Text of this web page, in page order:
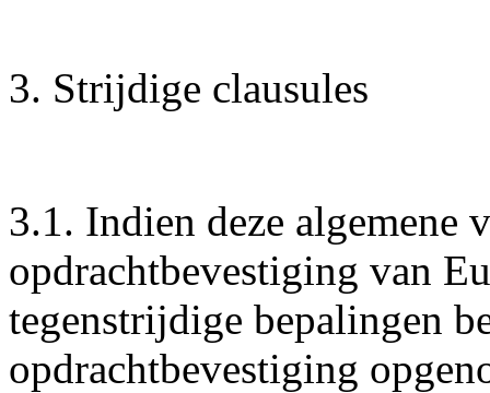
3. Strijdige clausules
3.1. Indien deze algemene
opdrachtbevestiging van
tegenstrijdige bepalingen
opdrachtbevestiging